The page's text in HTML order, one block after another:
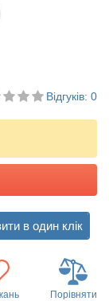
Відгуків: 0
Порівняти